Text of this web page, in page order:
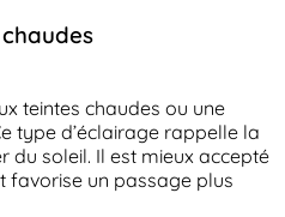
teintes chaudes ou une
type d’éclairage rappelle la
du soleil. Il est mieux accepté
favorise un passage plus